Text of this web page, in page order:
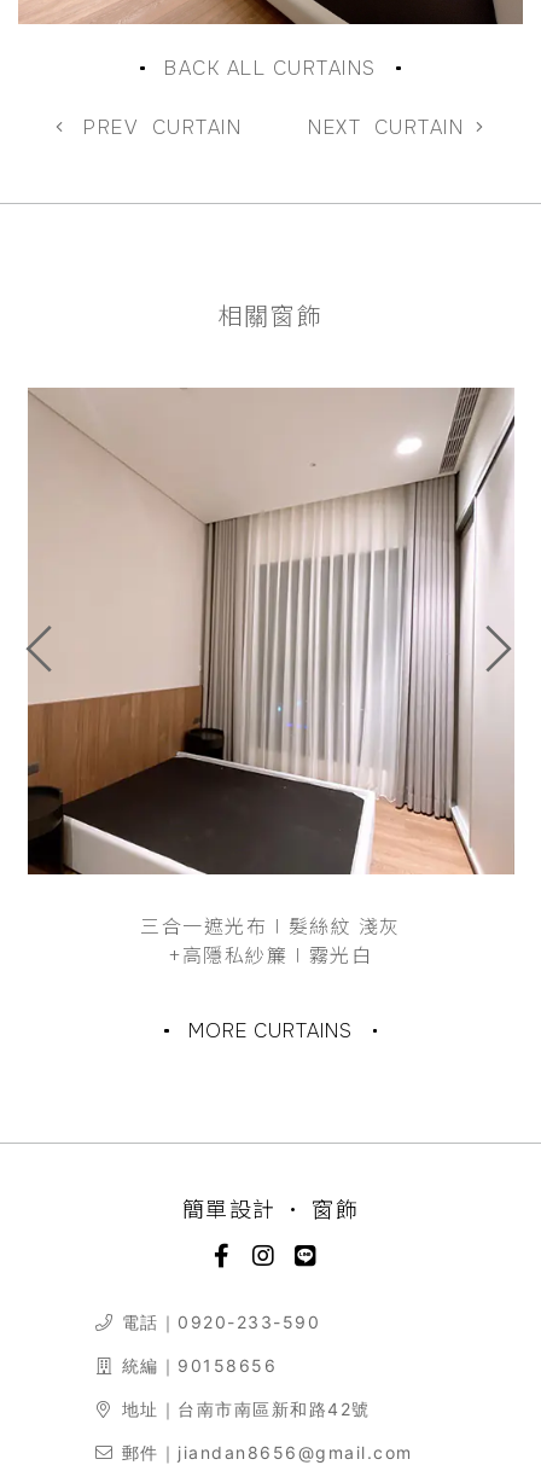
PREV CURTAIN
BACK ALL CURTAINS
NEXT CURTAIN
相關窗飾
三合一遮光布∣髮絲紋 淺灰
+高隱私紗簾∣霧光白
MORE CURTAINS
簡單設計 • 窗飾
電話｜ 0920-233-590
統編｜90158656
地址｜台南市南區新和路42號
郵件｜ jiandan8656@gmail.com